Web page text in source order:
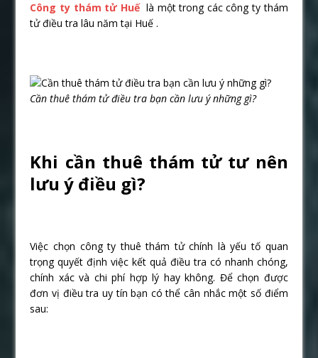
Công ty thám tử Huế là một trong các công ty thám
tử điều tra lâu năm tại Huế .
Cần thuê thám tử điều tra bạn cần lưu ý những gì?
Khi cần thuê thám tử tư nên
lưu ý điều gì?
Việc chọn công ty thuê thám tử chính là yếu tố quan
trọng quyết định việc kết quả điều tra có nhanh chóng,
chính xác và chi phí hợp lý hay không. Để chọn được
đơn vị điều tra uy tín bạn có thể cân nhắc một số điểm
sau: